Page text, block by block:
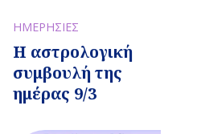
ΗΜΕΡΗΣΙΕΣ
Η αστρολογική
συμβουλή της
ημέρας 9/3